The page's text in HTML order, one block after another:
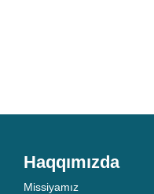
Haqqımızda
Missiyamız